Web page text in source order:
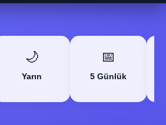
🌙
Yarın
📅
5 Günlük